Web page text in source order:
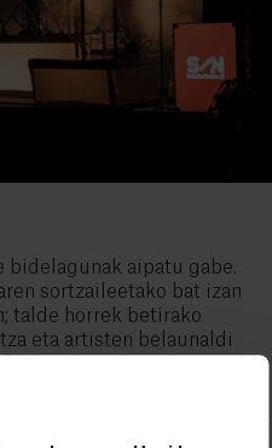
bidelagunak aipatu gabe.
sortzaileetako bat izan
talde horrek betirako
eta artisten belaunaldi
anaiak…). Lete musikari